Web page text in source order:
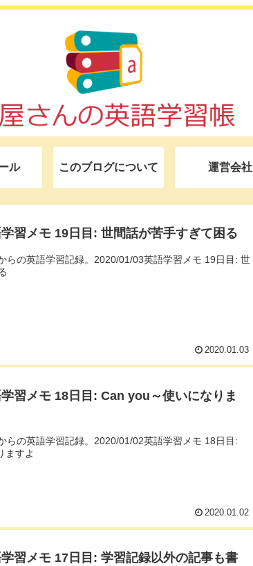
ル このブログについて 運営会社
習メモ 19日目: 世間話が苦手すぎて困る
らの英語学習記録。2020/01/03英語学習メモ 19日目: 世
2020.01.03
習メモ 18日目: Can you～使いになりま
らの英語学習記録。2020/01/02英語学習メモ 18日目:
ますよ
2020.01.02
習メモ 17日目: 学習記録以外の記事も書